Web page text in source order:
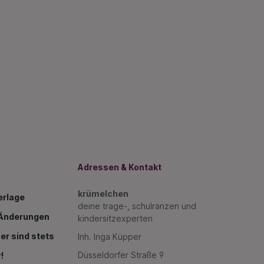
sind stets
Adressen & Kontakt
krümelchen
deine trage-, schulranzen und
kindersitzexperten
Inh. Inga Küpper
Düsseldorfer Straße 9